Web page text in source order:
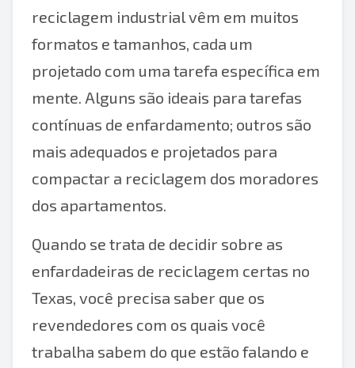
reciclagem industrial vêm em muitos
formatos e tamanhos, cada um
projetado com uma tarefa específica em
mente. Alguns são ideais para tarefas
contínuas de enfardamento; outros são
mais adequados e projetados para
compactar a reciclagem dos moradores
dos apartamentos.
Quando se trata de decidir sobre as
enfardadeiras de reciclagem certas no
Texas, você precisa saber que os
revendedores com os quais você
trabalha sabem do que estão falando e